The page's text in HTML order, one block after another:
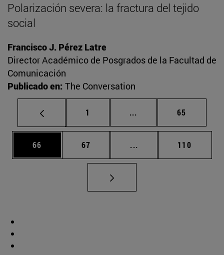
Polarización severa: la fractura del tejido
social
Francisco J. Pérez Latre
Director Académico de Posgrados de la Facultad de
Comunicación
Publicado en: The Conversation
Página
1 ... Páginas intermedias
Página
65
Página
66 Página
67 ... Páginas intermedias
Página
110